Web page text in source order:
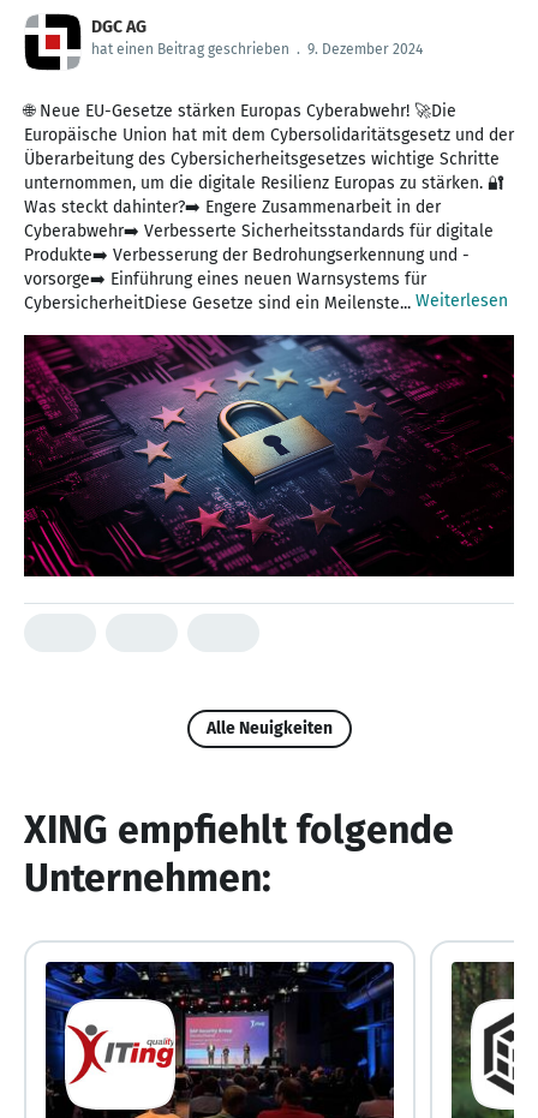
DGC AG
hat einen Beitrag geschrieben . 9. Dezember 2024
🌐 Neue EU-Gesetze stärken Europas Cyberabwehr! 🚀Die
Europäische Union hat mit dem Cybersolidaritätsgesetz und der
Überarbeitung des Cybersicherheitsgesetzes wichtige Schritte
unternommen, um die digitale Resilienz Europas zu stärken. 🔐
Was steckt dahinter?➡️ Engere Zusammenarbeit in der
Cyberabwehr➡️ Verbesserte Sicherheitsstandards für digitale
Produkte➡️ Verbesserung der Bedrohungserkennung und -
vorsorge➡️ Einführung eines neuen Warnsystems für
CybersicherheitDiese Gesetze sind ein Meilenste... Weiterlesen
Alle Neuigkeiten
XING empfiehlt folgende
Unternehmen: